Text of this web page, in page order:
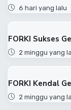
6 hari yang lalu
FORKI Sukses
2 minggu yang
FORKI Kendal
2 minggu yang